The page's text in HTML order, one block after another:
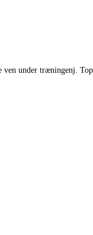
under træningenj.